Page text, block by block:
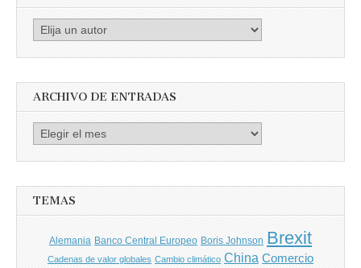
Busca
ARCHIVO DE ENTRADAS
Archivo
TEMAS
Alemania Banco Central Europeo Boris Johnson Brexit
Cadenas de valor globales Cambio climático China Comercio